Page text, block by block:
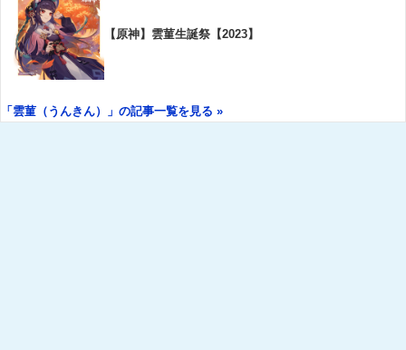
【原神】雲菫生誕祭【2023】
「雲菫（うんきん）」の記事一覧を見る »